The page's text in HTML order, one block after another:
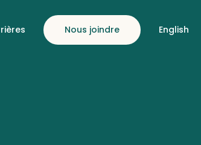
Nous joindre English